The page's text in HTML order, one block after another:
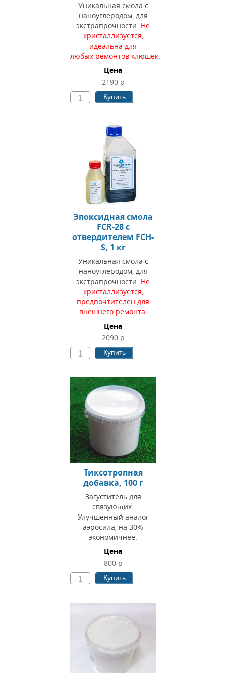
Уникальная смола с
наноуглеродом, для
экстрапрочности. Не
кристаллизуется,
идеальна для
любых ремонтов клюшек.
Цена
2190 р
Купить
Эпоксидная смола
FCR-28 c
отвердителем FCH-
S, 1 кг
Уникальная смола с
наноуглеродом, для
экстрапрочности. Не
кристаллизуется,
предпочтителен для
внешнего ремонта.
Цена
2090 р
Купить
Тиксотропная
добавка, 100 г
Загуститель для
связующих.
Улучшенный аналог
аэросила, на 30%
экономичнее.
Цена
800 р
Купить